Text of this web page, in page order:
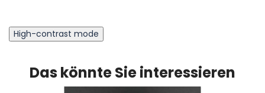
High-contrast mode
Das könnte Sie interessieren